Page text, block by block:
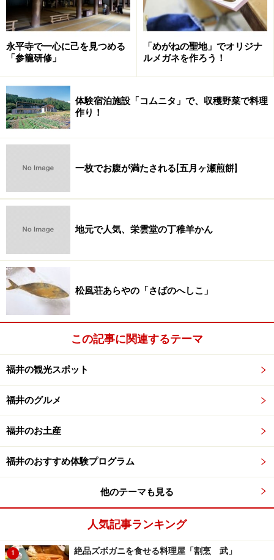
永平寺で一心に己を見つめる
「参籠研修」
「めがねの聖地」でオリジナ
ルメガネを作ろう！
体験宿泊施設「コムニタ」で、収穫野菜で料理
作り！
一枚でお腹が満たされる[五月ヶ瀬煎餅]
地元で人気、栄雲堂の丁稚羊かん
松風荘あらやの「さばのへしこ」
この記事に関連するテーマ
福井の観光スポット
福井のグルメ
福井のお土産
福井のおすすめ体験プログラム
他のテーマも見る
人気記事ランキング
1 絶品ズボガニを食せる料理屋「割烹 武」